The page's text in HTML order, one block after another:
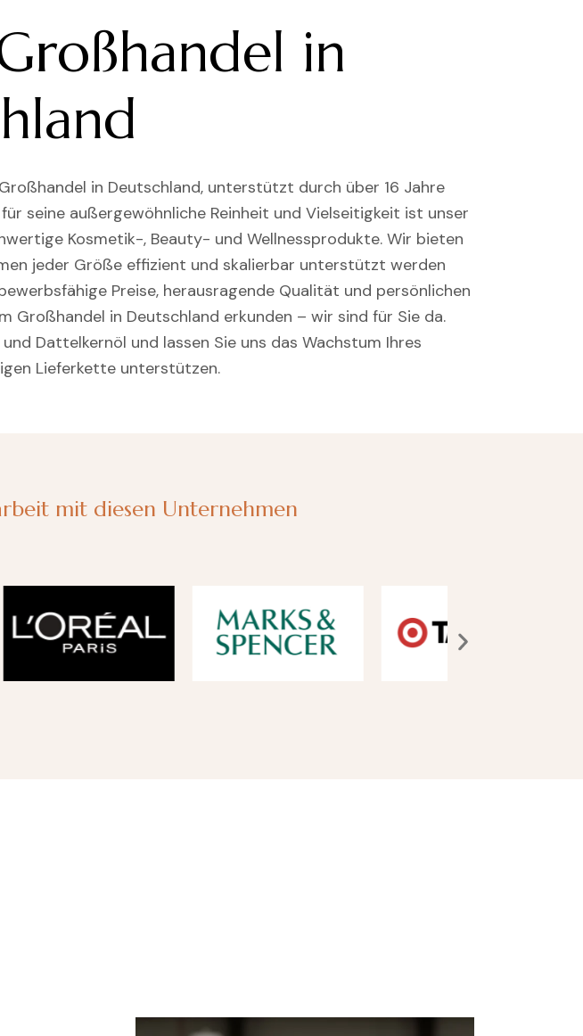
in
in Deutschland, unterstützt durch über 16 Jahre
seine außergewöhnliche Reinheit und Vielseitigkeit ist unser
Kosmetik-, Beauty- und Wellnessprodukte. Wir bieten
jeder Größe effizient und skalierbar unterstützt werden
Preise, herausragende Qualität und persönlichen
Großhandel in Deutschland erkunden – wir sind für Sie da.
Dattelkernöl und lassen Sie uns das Wachstum Ihres
Lieferkette unterstützen.
mit diesen Unternehmen